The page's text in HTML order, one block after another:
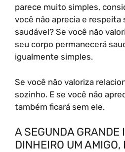
parece muito simples,
você não aprecia e respeita
saudável? Se você não
seu corpo permanecerá
igualmente simples.
Se você não valoriza
sozinho. E se você não
também ficará sem ele.
A SEGUNDA GRANDE
DINHEIRO UM